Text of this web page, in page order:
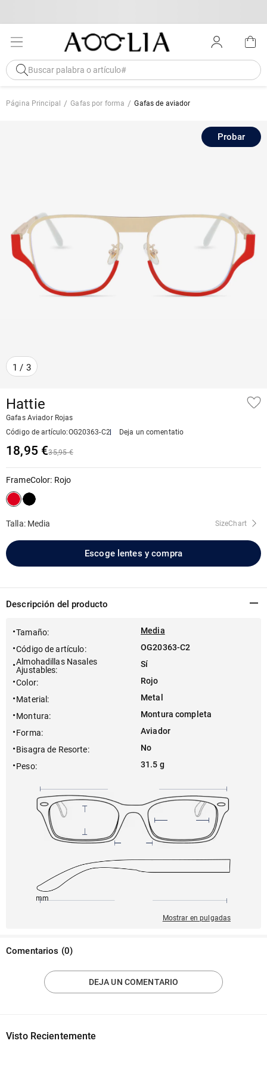
Página Principal Gafas por forma Gafas de aviador
1 / 3
Probar
Hattie
Gafas Aviador Rojas
Código de artículo:OG20363-C2 Deja un comentatio
18,95 €35,95 €
FrameColor: Rojo
Talla: Media SizeChart
Escoge lentes y compra
Descripción del producto
Tamaño:
Media
Código de artículo:
OG20363-C2
Almohadillas Nasales
Ajustables:
Sí
Color:
Rojo
Material :
Metal
Montura:
Montura completa
Forma:
Aviador
Bisagra de Resorte:
No
Peso: 31.5 g
140mm
Mostrar en pulgadas
Comentarios (0)
DEJA UN COMENTARIO
Visto Recientemente